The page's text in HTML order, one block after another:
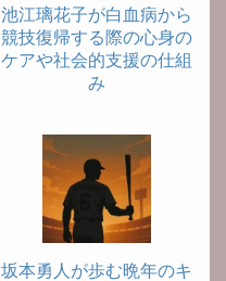
池江璃花子が白血病から
競技復帰する際の心身の
ケアや社会的支援の仕組
み
坂本勇人が歩む晩年のキ